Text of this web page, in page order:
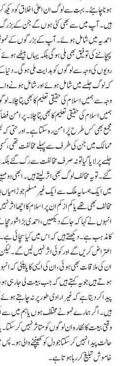
ہونا چاہئے۔ بہت سے لوگ ان اعلیٰ اخلاق کو
ہیں۔ آپ میں سے بھی کئی ہوں گے جن کے بزرگ
احمدیہ میں شامل ہوئے۔ آپ کے بزرگوں کے
پہچاننے کی توفیق بھی ملی ہو گی بلکہ یہاں
رویوں کی وجہ سے لوگوں کو ہدایت ملی ہو گی۔
کہ لوگ جلسے میں شامل ہوئے اور شامل ہونے
وجہ سے ہمیں اسلام کی حقیقی تعلیم کا بھی پتا
ہمیں اسلام کی حقیقی تعلیم کا بھی پتا چلا۔ پر امن فضا
مجمع بھی کس طرح پُر امن رہ سکتا ہے۔ اور حتی کہ
ممالک میں جن کی طرف سے پہلے مخالفت تھی،
جلسے پر لایا گیا تو نہ صرف مخالفت سے رک گئے
گئے۔ تو یہ مخالف لوگ بھی اثر لیتے ہیں۔ ابھی دو
میں ایک ہمسایہ ملک سے ایک غیر مسلم جوڑا
مخالف بھی تھے یا کم از کم ان پر اسلام کا اچھا
انہوں نے کہا کہ جا کے دیکھیں، احمدی بڑا شور
کا مذہب ہے۔ دیکھتے ہیں کہ اس میں کیا سچائی
اعتراض کریں گے اور کوئی اثر نہیں لیں گے۔
ان کی ملاقات بھی ہوئی، ان کی ایسی کایا پلٹی
ہوتے ہیں جو یہ کہتے ہیں کہ جب بیعت لی جا رہی
پیدا کر دیتا ہے کہ غیر ارادی طور پر نہ چاہتے
ہیں۔ اگر ہمارے نمونے مختلف ہوں یا ہم میں
وقتی بیعت کا نظارہ ان لوگوں کو متاثر نہیں کر سکتا۔
حالت پیدا نہیں کر سکتا جو دل کو کھینچنے والی
خاموش تبلیغ کر رہا ہوتا ہے۔